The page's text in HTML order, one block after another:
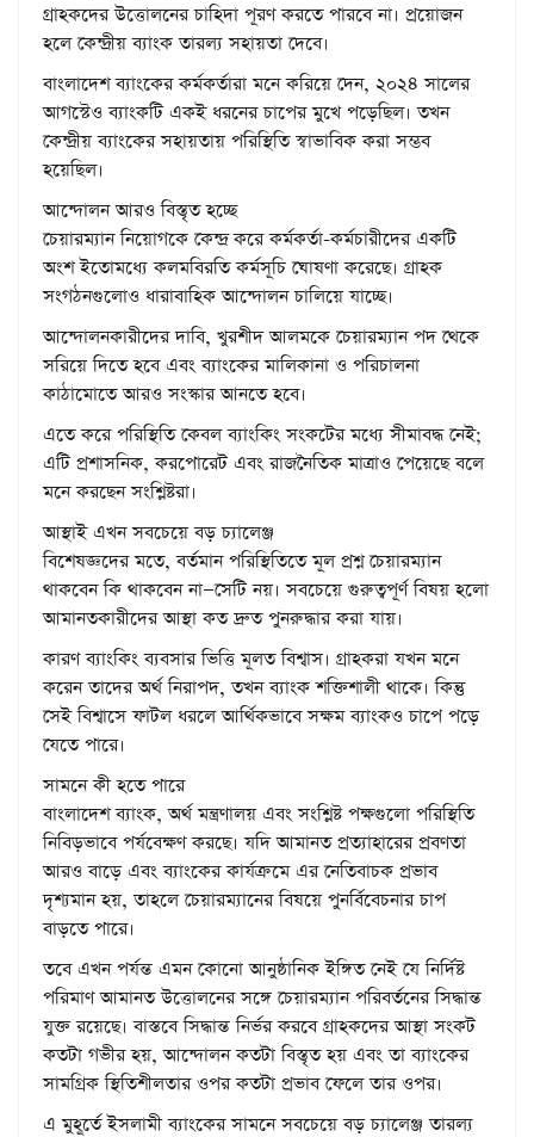
গ্রাহকদের উত্তোলনের চাহিদা পূরণ করতে পারবে না। প্রয়োজন
হলে কেন্দ্রীয় ব্যাংক তারল্য সহায়তা দেবে।
বাংলাদেশ ব্যাংকের কর্মকর্তারা মনে করিয়ে দেন, ২০২৪ সালের
আগস্টেও ব্যাংকটি একই ধরনের চাপের মুখে পড়েছিল। তখন
কেন্দ্রীয় ব্যাংকের সহায়তায় পরিস্থিতি স্বাভাবিক করা সম্ভব
হয়েছিল।
আন্দোলন আরও বিস্তৃত হচ্ছে
চেয়ারম্যান নিয়োগকে কেন্দ্র করে কর্মকর্তা-কর্মচারীদের একটি
অংশ ইতোমধ্যে কলমবিরতি কর্মসূচি ঘোষণা করেছে। গ্রাহক
সংগঠনগুলোও ধারাবাহিক আন্দোলন চালিয়ে যাচ্ছে।
আন্দোলনকারীদের দাবি, খুরশীদ আলমকে চেয়ারম্যান পদ থেকে
সরিয়ে দিতে হবে এবং ব্যাংকের মালিকানা ও পরিচালনা
কাঠামোতে আরও সংস্কার আনতে হবে।
এতে করে পরিস্থিতি কেবল ব্যাংকিং সংকটের মধ্যে সীমাবদ্ধ নেই;
এটি প্রশাসনিক, করপোরেট এবং রাজনৈতিক মাত্রাও পেয়েছে বলে
মনে করছেন সংশ্লিষ্টরা।
আস্থাই এখন সবচেয়ে বড় চ্যালেঞ্জ
বিশেষজ্ঞদের মতে, বর্তমান পরিস্থিতিতে মূল প্রশ্ন চেয়ারম্যান
থাকবেন কি থাকবেন না—সেটি নয়। সবচেয়ে গুরুত্বপূর্ণ বিষয় হলো
আমানতকারীদের আস্থা কত দ্রুত পুনরুদ্ধার করা যায়।
কারণ ব্যাংকিং ব্যবসার ভিত্তি মূলত বিশ্বাস। গ্রাহকরা যখন মনে
করেন তাদের অর্থ নিরাপদ, তখন ব্যাংক শক্তিশালী থাকে। কিন্তু
সেই বিশ্বাসে ফাটল ধরলে আর্থিকভাবে সক্ষম ব্যাংকও চাপে পড়ে
যেতে পারে।
সামনে কী হতে পারে
বাংলাদেশ ব্যাংক, অর্থ মন্ত্রণালয় এবং সংশ্লিষ্ট পক্ষগুলো পরিস্থিতি
নিবিড়ভাবে পর্যবেক্ষণ করছে। যদি আমানত প্রত্যাহারের প্রবণতা
আরও বাড়ে এবং ব্যাংকের কার্যক্রমে এর নেতিবাচক প্রভাব
দৃশ্যমান হয়, তাহলে চেয়ারম্যানের বিষয়ে পুনর্বিবেচনার চাপ
বাড়তে পারে।
তবে এখন পর্যন্ত এমন কোনো আনুষ্ঠানিক ইঙ্গিত নেই যে নির্দিষ্ট
পরিমাণ আমানত উত্তোলনের সঙ্গে চেয়ারম্যান পরিবর্তনের সিদ্ধান্ত
যুক্ত রয়েছে। বাস্তবে সিদ্ধান্ত নির্ভর করবে গ্রাহকদের আস্থা সংকট
কতটা গভীর হয়, আন্দোলন কতটা বিস্তৃত হয় এবং তা ব্যাংকের
সামগ্রিক স্থিতিশীলতার ওপর কতটা প্রভাব ফেলে তার ওপর।
এ মুহূর্তে ইসলামী ব্যাংকের সামনে সবচেয়ে বড় চ্যালেঞ্জ তারল্য